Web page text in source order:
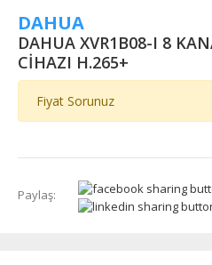
DAHUA
DAHUA XVR1B08-I 8
CİHAZI H.265+
Fiyat Sorunuz
Paylaş: